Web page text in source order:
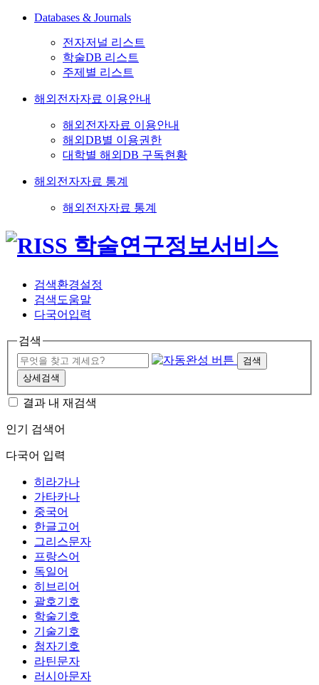
Databases & Journals
전자저널 리스트
학술DB 리스트
주제별 리스트
해외전자자료 이용안내
해외전자자료 이용안내
해외DB별 이용권한
대학별 해외DB 구독현황
해외전자자료 통계
해외전자자료 통계
검색환경설정
검색도움말
다국어입력
검색
검색
상세검색
결과 내 재검색
인기 검색어
다국어 입력
히라가나
가타카나
중국어
한글고어
그리스문자
프랑스어
독일어
히브리어
괄호기호
학술기호
기술기호
첨자기호
라틴문자
러시아문자